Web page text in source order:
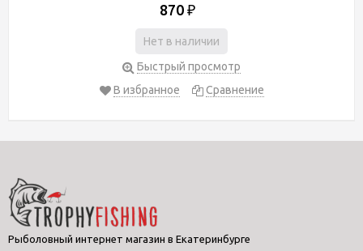
870 ₽
Нет в наличии
Быстрый просмотр
В избранное
Сравнение
Рыболовный интернет магазин в Екатеринбурге